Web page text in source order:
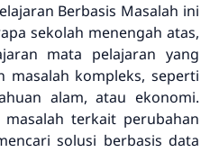
Berbasis Masalah ini
sekolah menengah atas,
mata pelajaran yang
masalah kompleks, seperti
alam, atau ekonomi.
terkait perubahan
solusi berbasis data